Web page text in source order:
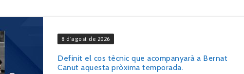
8 d'agost de 2026
Definit el cos tècnic que acompanyarà a Bernat
Canut aquesta pròxima temporada.